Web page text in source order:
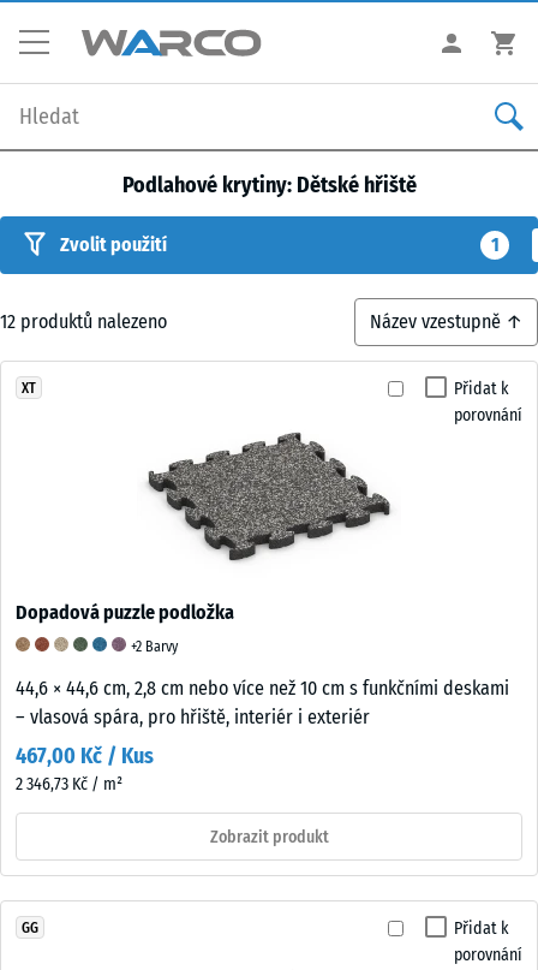
Podlahové krytiny: Dětské hřiště
Zvolit použití 1
12 produktů nalezeno
Přidat k
porovnání
XT
Dopadová puzzle podložka
+2 Barvy
44,6 × 44,6 cm, 2,8 cm nebo více než 10 cm s funkčními deskami
– vlasová spára, pro hřiště, interiér i exteriér
467,00 Kč / Kus
2 346,73 Kč / m²
Zobrazit produkt
Přidat k
porovnání
GG